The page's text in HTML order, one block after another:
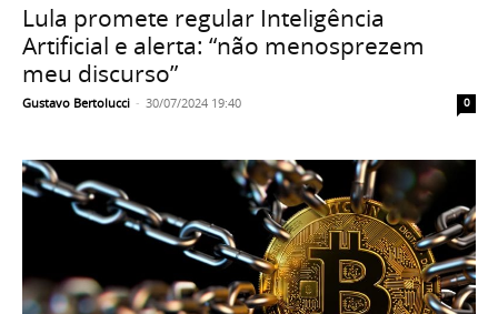
Lula promete regular Inteligência
Artificial e alerta: “não menosprezem
meu discurso”
Gustavo Bertolucci - 30/07/2024 19:40 0